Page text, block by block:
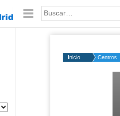
Palabra o frase:
Inicio Centros